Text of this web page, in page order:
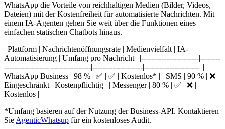
WhatsApp die Vorteile von reichhaltigen Medien (Bilder, Videos,
Dateien) mit der Kostenfreiheit für automatisierte Nachrichten. Mit
einem IA-Agenten gehen Sie weit über die Funktionen eines
einfachen statischen Chatbots hinaus.
| Plattform | Nachrichtenöffnungsrate | Medienvielfalt | IA-
Automatisierung | Umfang pro Nachricht | |-----------------------|--------
------------------|----------------|--------------------|----------------------| |
WhatsApp Business | 98 % | ✅ | ✅ | Kostenlos* | | SMS | 90 % | ❌ |
Eingeschränkt | Kostenpflichtig | | Messenger | 80 % | ✅ | ❌ |
Kostenlos |
*Umfang basieren auf der Nutzung der Business-API. Kontaktieren
Sie AgenticWhatsup für ein kostenloses Audit.